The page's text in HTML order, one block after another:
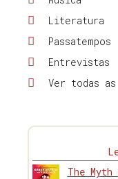
Literatura
Passatempos
Entrevistas
Ver todas
The